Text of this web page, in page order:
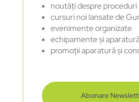
noutăți despre proceduri
cursuri noi lansate de
evenimente organizate
echipamente și
promoții aparatură și
Abonare